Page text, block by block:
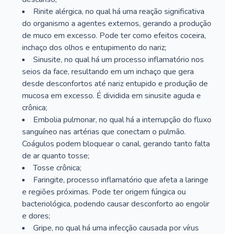
Rinite alérgica, no qual há uma reação significativa
do organismo a agentes externos, gerando a produção
de muco em excesso. Pode ter como efeitos coceira,
inchaço dos olhos e entupimento do nariz;
Sinusite, no qual há um processo inflamatório nos
seios da face, resultando em um inchaço que gera
desde desconfortos até nariz entupido e produção de
mucosa em excesso. É dividida em sinusite aguda e
crônica;
Embolia pulmonar, no qual há a interrupção do fluxo
sanguíneo nas artérias que conectam o pulmão.
Coágulos podem bloquear o canal, gerando tanto falta
de ar quanto tosse;
Tosse crônica;
Faringite, processo inflamatório que afeta a laringe
e regiões próximas. Pode ter origem fúngica ou
bacteriológica, podendo causar desconforto ao engolir
e dores;
Gripe, no qual há uma infecção causada por vírus